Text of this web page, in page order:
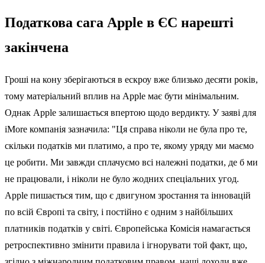
Податкова сага Apple в ЄС нарешті
закінчена
Гроші на кону зберігаються в ескроу вже близько десяти років,
тому матеріальний вплив на Apple має бути мінімальним.
Однак Apple залишається впертою щодо вердикту. У заяві для
iMore компанія зазначила: "Ця справа ніколи не була про те,
скільки податків ми платимо, а про те, якому уряду ми маємо
це робити. Ми завжди сплачуємо всі належні податки, де б ми
не працювали, і ніколи не було жодних спеціальних угод.
Apple пишається тим, що є двигуном зростання та інновацій
по всій Європі та світу, і постійно є одним з найбільших
платників податків у світі. Європейська Комісія намагається
ретроспективно змінити правила і ігнорувати той факт, що,